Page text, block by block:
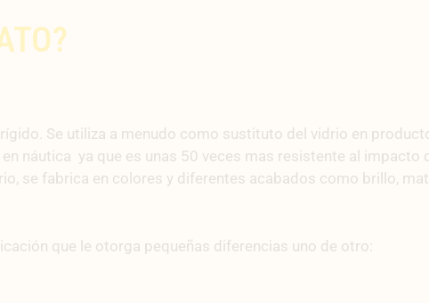
Se utiliza a menudo como sustituto del vidrio en
náutica ya que es unas 50 veces mas resistente al impacto
se fabrica en colores y diferentes acabados como brillo,
que le otorga pequeñas diferencias uno de otro: